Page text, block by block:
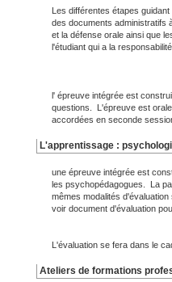
Les différentes étapes
des documents administratifs
et la défense orale ainsi que
l'étudiant qui a la
l' épreuve intégrée est
questions. L'épreuve est
accordées en seconde
L'apprentissage :
une épreuve intégrée est
les psychopédagogues. La
mêmes modalités
voir document d'évaluation
L'évaluation se fera dans le
Ateliers de formations